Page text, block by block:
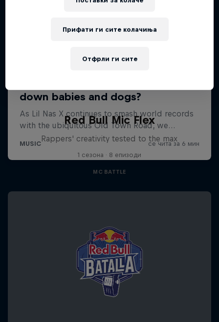
Red Bull Mic Flex
Rappers' creativity tested to the max
1 сезона · 8 епизоди
MC BATTLE
Отфрли ги сите
Прифати ги сите колачиња